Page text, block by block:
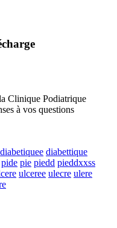
Clinique Podiatrique
à vos questions
diabetiquee diabettique
pide pie piedd pieddxxss
ulceree ulecre ulere